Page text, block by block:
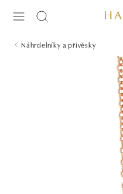
Náhrdelníky a přívěsky